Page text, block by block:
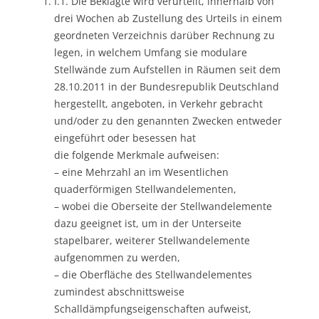
drei Wochen ab Zustellung des Urteils in einem
geordneten Verzeichnis darüber Rechnung zu
legen, in welchem Umfang sie modulare
Stellwände zum Aufstellen in Räumen seit dem
28.10.2011 in der Bundesrepublik Deutschland
hergestellt, angeboten, in Verkehr gebracht
und/oder zu den genannten Zwecken entweder
eingeführt oder besessen hat
die folgende Merkmale aufweisen:
– eine Mehrzahl an im Wesentlichen
quaderförmigen Stellwandelementen,
– wobei die Oberseite der Stellwandelemente
dazu geeignet ist, um in der Unterseite
stapelbarer, weiterer Stellwandelemente
aufgenommen zu werden,
– die Oberfläche des Stellwandelementes
zumindest abschnittsweise
Schalldämpfungseigenschaften aufweist,